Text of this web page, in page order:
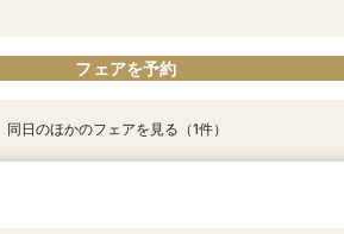
フェアを予約
同日のほかのフェアを見る（1件）